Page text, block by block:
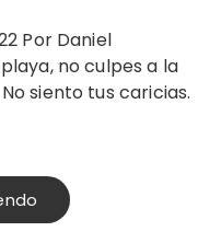
Por Daniel
no culpes a la
siento tus caricias.